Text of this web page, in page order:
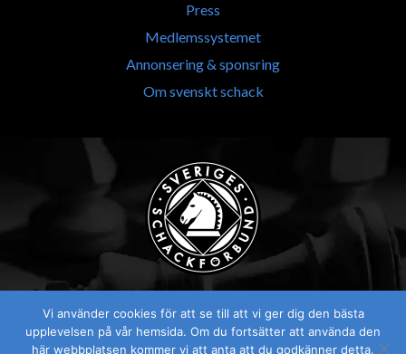
Press
Medlemssystemet
Annonsering & sponsring
Om svenskt schack
Vi använder cookies för att se till att vi ger dig den bästa
upplevelsen på vår hemsida. Om du fortsätter att använda den
här webbplatsen kommer vi att anta att du godkänner detta.